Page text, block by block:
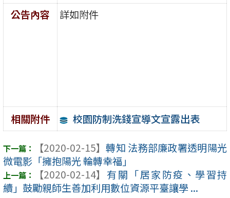
公告內容
詳如附件
相關附件 校園防制洗錢宣導文宣露出表
【2020-02-15】 轉知 法務部廉政署透明陽光
微電影「擁抱陽光 輪轉幸福」
【2020-02-14】 有關「居家防疫、學習持
續」鼓勵親師生善加利用數位資源平臺讓學 ...